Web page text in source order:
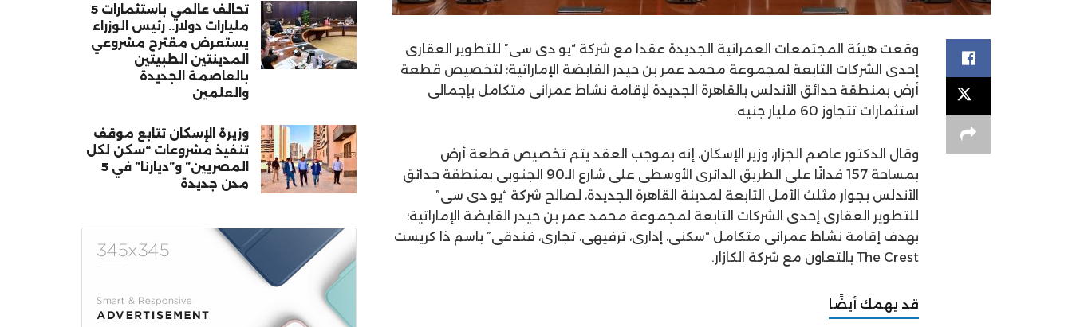
وقعت هيئة المجتمعات العمرانية الجديدة عقدا مع شركة “يو دى سى” للتطوير العقارى
إحدى الشركات التابعة لمجموعة محمد عمر بن حيدر القابضة الإماراتية؛ لتخصيص قطعة
أرض بمنطقة حدائق الأندلس بالقاهرة الجديدة لإقامة نشاط عمرانى متكامل بإجمالى
استثمارات تتجاوز 60 مليار جنيه.
وقال الدكتور عاصم الجزار، وزير الإسكان، إنه بموجب العقد يتم تخصيص قطعة أرض
بمساحة 157 فدانًا على الطريق الدائرى الأوسطى على شارع الـ90 الجنوبى بمنطقة حدائق
الأندلس بجوار مثلث الأمل التابعة لمدينة القاهرة الجديدة، لصالح شركة “يو دى سى”
للتطوير العقارى إحدى الشركات التابعة لمجموعة محمد عمر بن حيدر القابضة الإماراتية؛
بهدف إقامة نشاط عمرانى متكامل “سكنى، إدارى، ترفيهى، تجارى، فندقى” باسم ذا كريست
The Crest بالتعاون مع شركة الكازار.
قد يهمك أيضًا
تحالف عالمي باستثمارات 5
مليارات دولار.. رئيس الوزراء
يستعرض مقترح مشروعي
المدينتين الطبيتين
بالعاصمة الجديدة
والعلمين
وزيرة الإسكان تتابع موقف
تنفيذ مشروعات “سكن لكل
المصريين” و”ديارنا” في 5
مدن جديدة